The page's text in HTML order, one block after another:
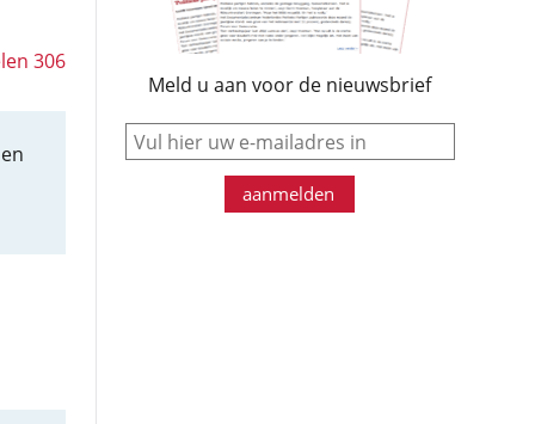
306
Meld u aan voor de nieuwsbrief
e-mail
aanmelden